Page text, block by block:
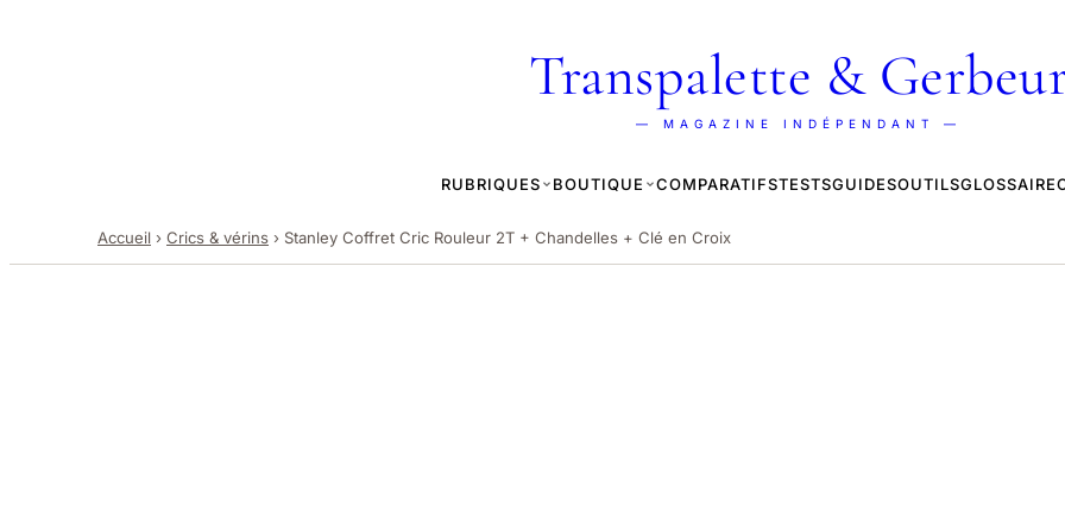
Transpalette &
— MAGAZINE INDÉPENDANT —
RUBRIQUES BOUTIQUE COMPARATIFSTESTSGUIDESOUTILSGLOSSAIRE
Accueil › Crics & vérins › Stanley Coffret Cric Rouleur 2T + Chandelles + Clé en Croix